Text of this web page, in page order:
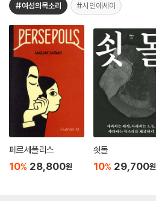
#여성의목소리 #시인에세이
페르세폴리스
10% 28,800원
쇳돌
10% 29,700원